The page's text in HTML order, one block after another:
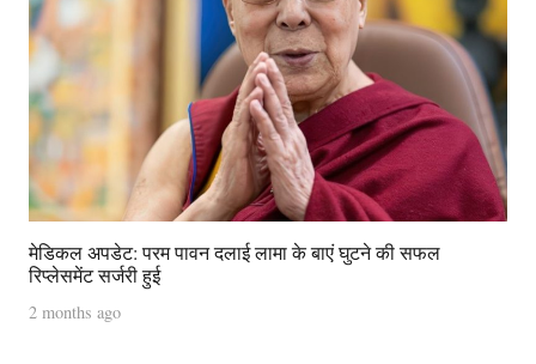
मेडिकल अपडेट: परम पावन दलाई लामा के बाएं घुटने की सफल
रिप्लेसमेंट सर्जरी हुई
2 months ago